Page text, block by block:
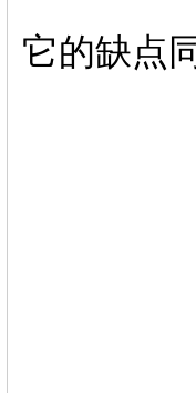
它的缺点